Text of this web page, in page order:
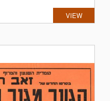
VIEW